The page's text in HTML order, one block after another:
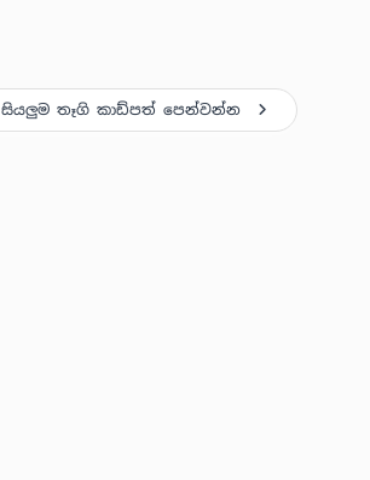
සියලුම තෑගි කාඩ්පත් පෙන්වන්න